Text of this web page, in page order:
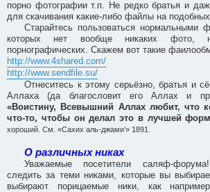
порно фотографии т.п. Не редко братья и
для скачивания какие-либо файлы на
Старайтесь пользоваться нормальными
которых нет вообще никаких
порнографических. Скажем вот такие
http://www.4shared.com/
http://www.sendfile.su/
Отнеситесь к этому серьёзно, братья и
Аллаха (да благословит его Аллах и
«Воистину, Всевышний Аллах любит, что
что-то, чтобы он делал это в лучшей
хороший. См. «Сахих аль-джами’» 1891.
О различных никах
Уважаемые посетители саляф-
следить за теми никами, которые вы
выбирают порицаемые ники, как